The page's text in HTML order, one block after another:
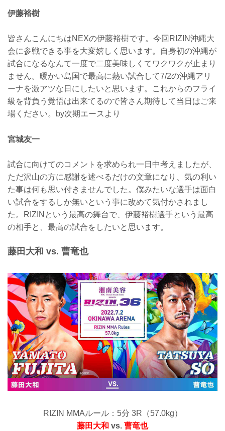
伊藤裕樹
皆さんこんにちはNEXの伊藤裕樹です。今回RIZIN沖縄大
会に参戦できる事を大変嬉しく思います。自身初の沖縄が
試合になるなんて一度で二度美味しくてワクワクが止まり
ません。暖かい島国で最高に熱い試合して7/2の沖縄アリ
ーナを激アツな日にしたいと思います。これからのフライ
級を背負う覚悟は出来てるので皆さん期待して当日はご来
場ください。by次期エースより
宮城友一
試合に向けてのコメントを求められ一日中考えましたが、
ただ沢山の方に感謝を述べるだけの文章になり、気の利い
た事は何も思い付きませんでした。僕みたいな選手は面白
い試合をするしか無いという事に改めて気付かされまし
た。RIZINという最高の舞台で、伊藤裕樹選手という最高
の相手と、最高の試合をしたいと思います。
藤田大和 vs. 曹竜也
RIZIN MMAルール：5分 3R（57.0kg）
藤田大和 vs. 曹竜也